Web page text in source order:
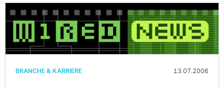
BRANCHE & KARRIERE 13.07.2006